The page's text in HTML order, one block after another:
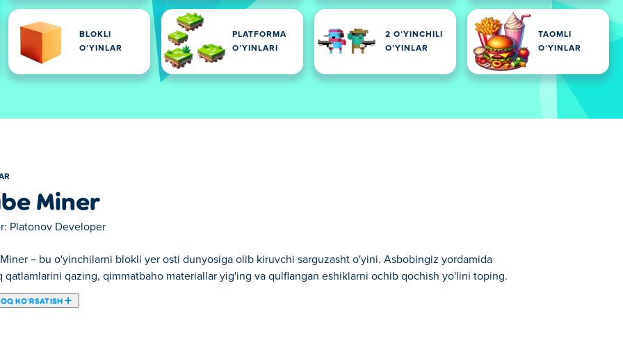
BLOKLI
OʻYINLAR
PLATFORMA
OʻYINLARI
2 OʻYINCHILI
OʻYINLAR
TAOMLI
OʻYINLAR
Miner
Platonov Developer
– bu o'yinchilarni blokli yer osti dunyosiga olib kiruvchi sarguzasht o'yini. Asbobingiz yordamida
qatlamlarini qazing, qimmatbaho materiallar yig'ing va qulflangan eshiklarni ochib qochish yo'lini toping.
KOʻRSATISH
o'yini, unda siz qamoqxonada qolibsiz va undan chiqishning yagona yo'li - minalar orqali! Resurslarni